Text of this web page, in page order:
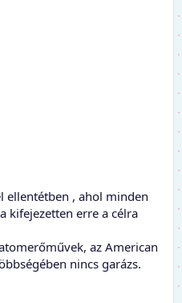
ellentétben , ahol minden
kifejezetten erre a célra
az American
nincs garázs.